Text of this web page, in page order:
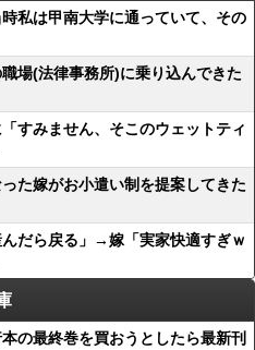
私は甲南大学に通っていて、その
場(法律事務所)に乗り込んできた
すみません、そこのウェットティ
た嫁がお小遣い制を提案してきた
だら戻る」→嫁「実家快適すぎｗ
の最終巻を買おうとしたら最新刊